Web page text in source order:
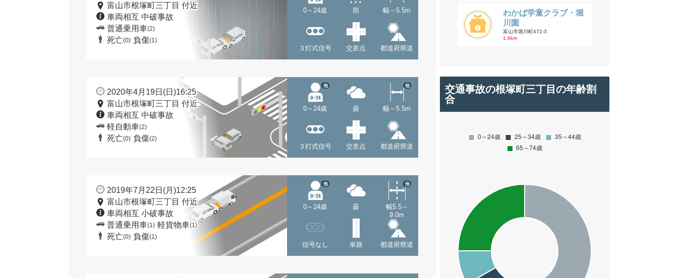
富山市根塚町三丁目 付近
車両相互 中破事故
普通乗用車(2)
死亡(0) 負傷(1)
0～24歳 雨 幅～5.5m
３灯式信号 交差点 都道府県道
2020年4月19日(日)16:25
富山市根塚町三丁目 付近
車両相互 中破事故
軽自動車(2)
死亡(0) 負傷(2)
0～24歳
他
曇 幅～5.5m
他
３灯式信号 交差点 都道府県道
2019年7月22日(月)12:25
富山市根塚町三丁目 付近
車両相互 小破事故
普通乗用車(1) 軽貨物車(1)
死亡(0) 負傷(1)
0～24歳
他
曇
幅5.5～
9.0m
他
信号なし 単路 都道府県道
わかば学童クラブ・堀
川園
富山市堀川町472-3
1.6km
交通事故の根塚町三丁目の年齢割
合